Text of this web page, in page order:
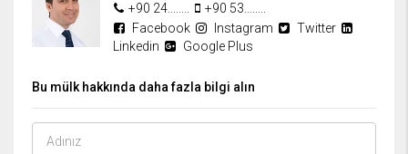
+90 24........
+90 53........
Facebook
Instagram
Twitter
Linkedin
Google Plus
Bu mülk hakkında daha fazla bilgi alın